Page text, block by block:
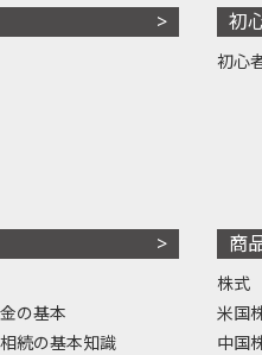
初
初心
の基本
続の基本知識
商
株式
米国
中国